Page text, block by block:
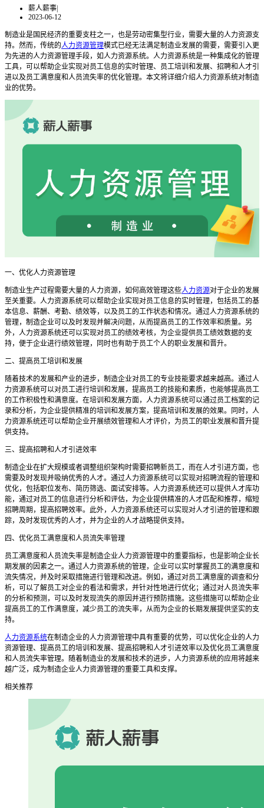
薪人薪事|
2023-06-12
制造业是国民经济的重要支柱之一，也是劳动密集型行业，需要大量的人力资源支
持。然而，传统的人力资源管理模式已经无法满足制造业发展的需要，需要引入更
为先进的人力资源管理手段，如人力资源系统。人力资源系统是一种集成化的管理
工具，可以帮助企业实现对员工信息的实时管理、员工培训和发展、招聘和人才引
进以及员工满意度和人员流失率的优化管理。本文将详细介绍人力资源系统对制造
业的优势。
一、优化人力资源管理
制造业生产过程需要大量的人力资源，如何高效管理这些人力资源对于企业的发展
至关重要。人力资源系统可以帮助企业实现对员工信息的实时管理，包括员工的基
本信息、薪酬、考勤、绩效等，以及员工的工作状态和情况。通过人力资源系统的
管理，制造企业可以及时发现并解决问题，从而提高员工的工作效率和质量。另
外，人力资源系统还可以实现对员工的绩效考核，为企业提供员工绩效数据的支
持，便于企业进行绩效管理，同时也有助于员工个人的职业发展和晋升。
二、提高员工培训和发展
随着技术的发展和产业的进步，制造企业对员工的专业技能要求越来越高。通过人
力资源系统可以对员工进行培训和发展，提高员工的技能和素质，也能够提高员工
的工作积极性和满意度。在培训和发展方面，人力资源系统可以通过员工档案的记
录和分析，为企业提供精准的培训和发展方案，提高培训和发展的效果。同时，人
力资源系统还可以帮助企业开展绩效管理和人才评价，为员工的职业发展和晋升提
供支持。
三、提高招聘和人才引进效率
制造企业在扩大规模或者调整组织架构时需要招聘新员工，而在人才引进方面，也
需要及时发现并吸纳优秀的人才。通过人力资源系统可以实现对招聘流程的管理和
优化，包括职位发布、简历筛选、面试安排等。人力资源系统还可以提供人才库功
能，通过对员工的信息进行分析和评估，为企业提供精准的人才匹配和推荐，缩短
招聘周期，提高招聘效率。此外，人力资源系统还可以实现对人才引进的管理和跟
踪，及时发现优秀的人才，并为企业的人才战略提供支持。
四、优化员工满意度和人员流失率管理
员工满意度和人员流失率是制造企业人力资源管理中的重要指标，也是影响企业长
期发展的因素之一。通过人力资源系统的管理，企业可以实时掌握员工的满意度和
流失情况，并及时采取措施进行管理和改进。例如，通过对员工满意度的调查和分
析，可以了解员工对企业的看法和需求，并针对性地进行优化；通过对人员流失率
的分析和预测，可以及时发现流失的原因并进行预防措施。这些措施可以帮助企业
提高员工的工作满意度，减少员工的流失率，从而为企业的长期发展提供坚实的支
持。
人力资源系统在制造企业的人力资源管理中具有重要的优势，可以优化企业的人力
资源管理、提高员工的培训和发展、提高招聘和人才引进效率以及优化员工满意度
和人员流失率管理。随着制造业的发展和技术的进步，人力资源系统的应用将越来
越广泛，成为制造企业人力资源管理的重要工具和支撑。
相关推荐